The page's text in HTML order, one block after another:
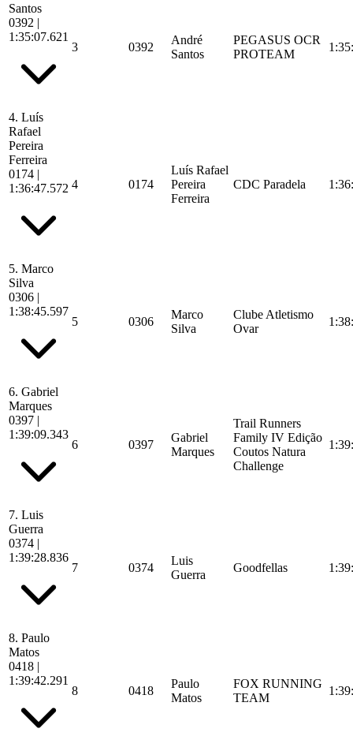
Santos
0392 |
1:35:07.621
3 0392
André
Santos
PEGASUS OCR
PROTEAM
4. Luís
Rafael
Pereira
Ferreira
0174 |
1:36:47.572 4 0174
Luís Rafael
Pereira
Ferreira
CDC Paradela
5. Marco
Silva
0306 |
1:38:45.597
5 0306
Marco
Silva
Clube Atletismo
Ovar
6. Gabriel
Marques
0397 |
1:39:09.343
6 0397
Gabriel
Marques
Trail Runners
Family IV Edição
Coutos Natura
Challenge
7. Luis
Guerra
0374 |
1:39:28.836
7 0374
Luis
Guerra
Goodfellas
8. Paulo
Matos
0418 |
1:39:42.291
8 0418
Paulo
Matos
FOX RUNNING
TEAM